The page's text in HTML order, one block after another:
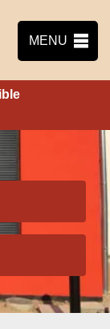
MENU